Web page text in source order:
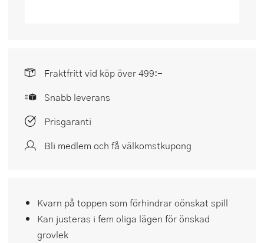
Fraktfritt vid köp över 499:-
Snabb leverans
Prisgaranti
Bli medlem och få välkomstkupong
Kvarn på toppen som förhindrar oönskat spill
Kan justeras i fem oliga lägen för önskad
grovlek